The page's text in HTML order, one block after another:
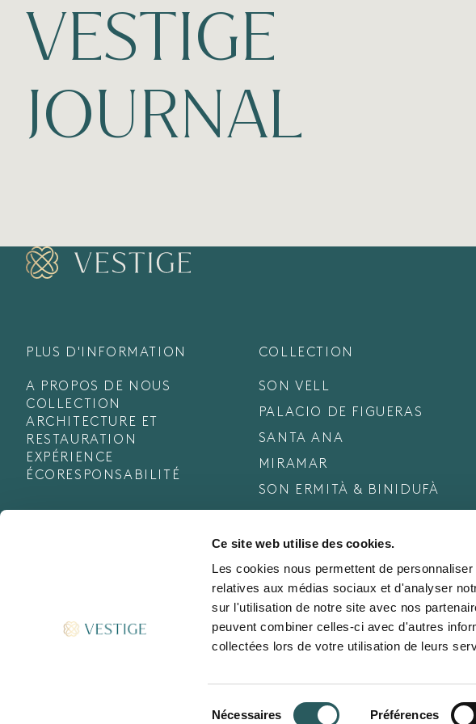
Ce site web utilise des cookies.
Les cookies nous permettent de
relatives aux médias sociaux et d'analyser
sur l'utilisation de notre site avec nos
peuvent combiner celles-ci avec d'autres
collectées lors de votre utilisation de leurs
Nécessaires Préférences
VESTIGE
JOURNAL
PLUS D'INFORMATION
A PROPOS DE NOUS
COLLECTION
ARCHITECTURE ET
RESTAURATION
EXPÉRIENCE
ÉCORESPONSABILITÉ
COLLECTION
SON VELL
PALACIO DE FIGUERAS
SANTA ANA
MIRAMAR
SON ERMITÀ & BINIDUFÀ